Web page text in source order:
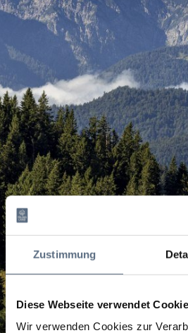
Zustimmung
Diese Webseite verwendet
Wir verwenden Cookies zur